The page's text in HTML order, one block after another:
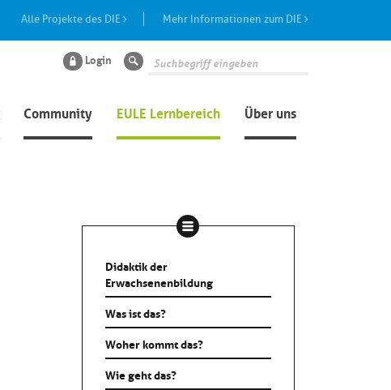
Alle Projekte des DIE Mehr Informationen zum DIE
Community EULE Lernbereich Über uns
Login Suche
Didaktik der
Erwachsenenbildung
Was ist das?
Woher kommt das?
Wie geht das?